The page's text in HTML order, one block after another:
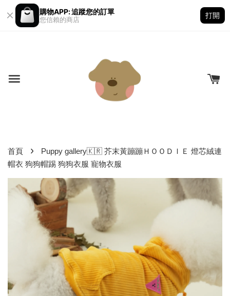
購物APP: 追蹤您的訂單
您信賴的商店
打開
首頁 ›
Puppy gallery🇰🇷 芥末黃蹦蹦ＨＯＯＤＩＥ 燈芯絨連
帽衣 狗狗帽踢 狗狗衣服 寵物衣服